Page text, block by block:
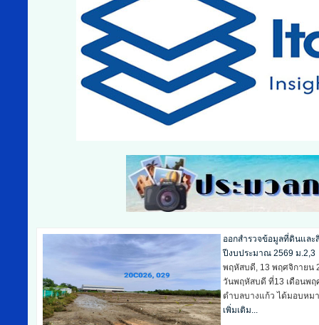
ออกสำรวจข้อมูลที่ดินและ
ปีงบประมาณ 2569 ม
พุธ, 12 พฤศจิกายน 2025
วันพุธ ที่12 เดือนพฤศจิกา
บางแก้ว ได้มอบหมายให้
เพิ่มเติม...